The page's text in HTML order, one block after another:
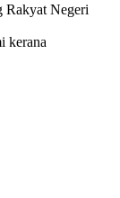
Rakyat Negeri
kerana